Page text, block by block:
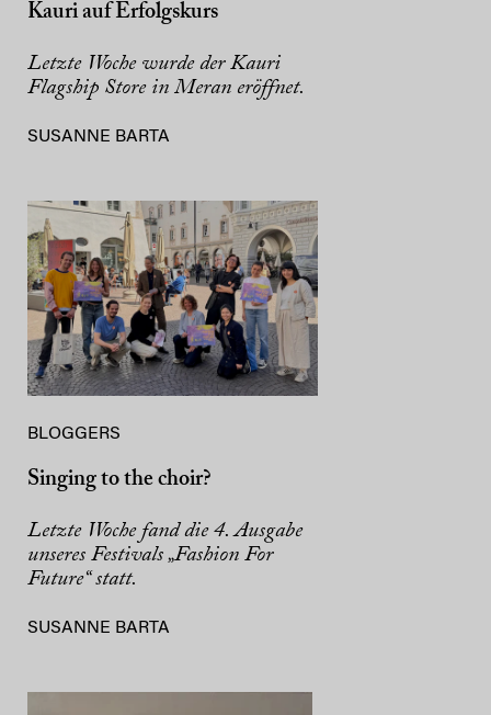
Kauri auf Erfolgskurs
Letzte Woche wurde der Kauri
Flagship Store in Meran eröffnet.
SUSANNE BARTA
BLOGGERS
Singing to the choir?
Letzte Woche fand die 4. Ausgabe
unseres Festivals „Fashion For
Future“ statt.
SUSANNE BARTA